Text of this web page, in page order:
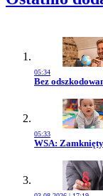
05:34
Przejdź do
Bez
05:33
Przejdź do
WSA: